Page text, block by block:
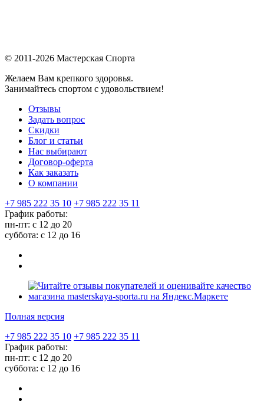
© 2011-2026 Мастерская Спорта
Желаем Вам крепкого здоровья.
Занимайтесь спортом с удовольствием!
Отзывы
Задать вопрос
Скидки
Блог и статьи
Нас выбирают
Договор-оферта
Как заказать
О компании
+7 985 222 35 10 +7 985 222 35 11
График работы:
пн-пт: с 12 до 20
суббота: c 12 до 16
Полная версия
+7 985 222 35 10 +7 985 222 35 11
График работы:
пн-пт: с 12 до 20
суббота: c 12 до 16